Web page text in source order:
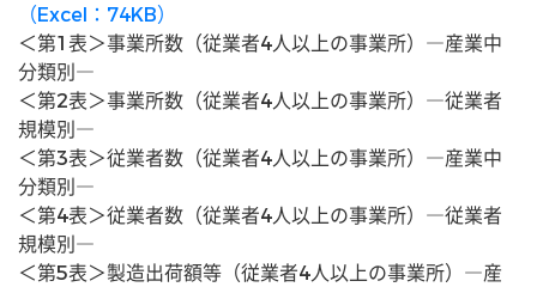
（Excel：74KB）
＜第1表＞事業所数（従業者4人以上の事業所）―産業中
分類別―
＜第2表＞事業所数（従業者4人以上の事業所）―従業者
規模別―
＜第3表＞従業者数（従業者4人以上の事業所）―産業中
分類別―
＜第4表＞従業者数（従業者4人以上の事業所）―従業者
規模別―
＜第5表＞製造出荷額等（従業者4人以上の事業所）―産